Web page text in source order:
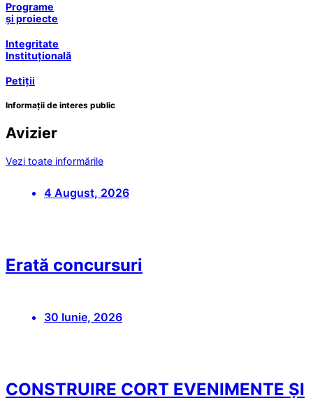
Programe
și proiecte
Integritate
Instituțională
Petiții
Informații de interes public
Avizier
Vezi toate informările
4 August, 2026
Erată concursuri
30 Iunie, 2026
CONSTRUIRE CORT EVENIMENTE ȘI